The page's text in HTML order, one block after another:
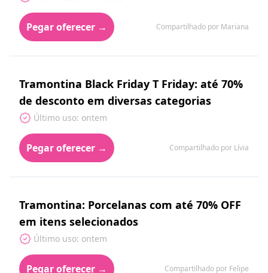
Pegar oferecer → Compartilhado por Mariana
Tramontina Black Friday T Friday: até 70%
de desconto em diversas categorias
Último uso: ontem
Pegar oferecer → Compartilhado por Lívia
Tramontina: Porcelanas com até 70% OFF
em itens selecionados
Último uso: ontem
Pegar oferecer → Compartilhado por Felipe